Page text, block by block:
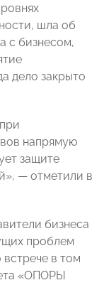
шла об
с бизнесом,
дело закрыто
напрямую
защите
— отметили в
бизнеса
проблем
в том
«ОПОРЫ